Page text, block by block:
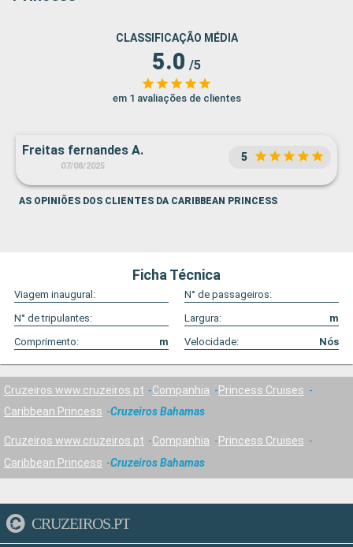
CLASSIFICAÇÃO MÉDIA
5.0 /5
em 1 avaliações de clientes
Freitas fernandes A.
07/08/2025
5
AS OPINIÕES DOS CLIENTES DA CARIBBEAN PRINCESS
Ficha Técnica
Viagem inaugural:
N° de passageiros:
N° de tripulantes:
Largura:
m
Comprimento:
m Velocidade: Nós
Cruzeiros www.cruzeiros.pt Companhia
Princess Cruises
Caribbean Princess
Cruzeiros Bahamas
Cruzeiros www.cruzeiros.pt Companhia
Princess Cruises
Caribbean Princess
Cruzeiros Bahamas
CRUZEIROS.PT